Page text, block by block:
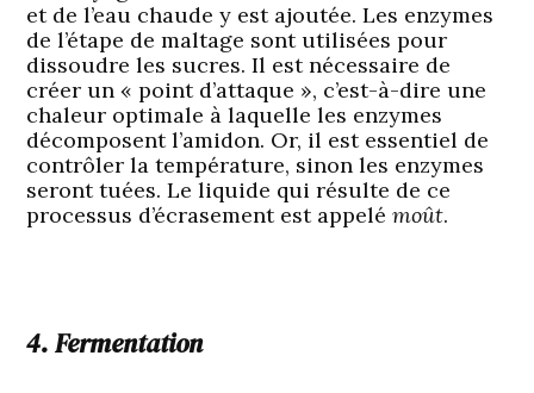
et de l’eau chaude y est ajoutée. Les enzymes
de l’étape de maltage sont utilisées pour
dissoudre les sucres. Il est nécessaire de
créer un « point d’attaque », c’est-à-dire une
chaleur optimale à laquelle les enzymes
décomposent l’amidon. Or, il est essentiel de
contrôler la température, sinon les enzymes
seront tuées. Le liquide qui résulte de ce
processus d’écrasement est appelémoût.
4. Fermentation